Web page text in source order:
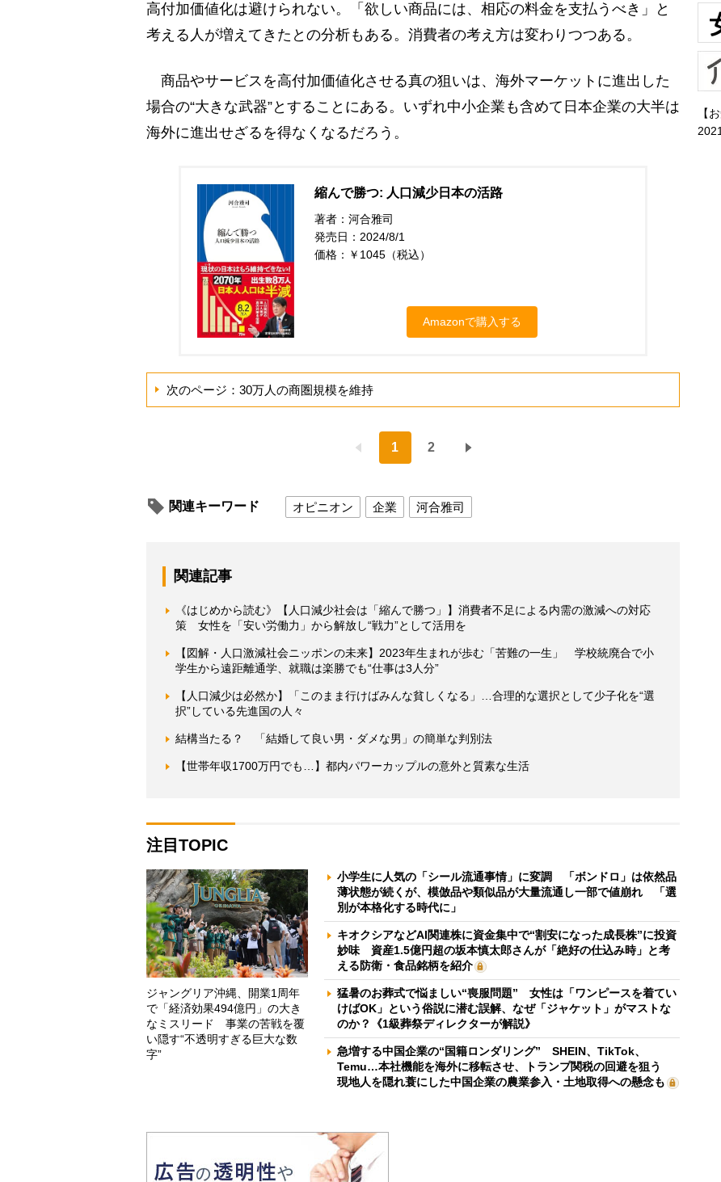
高付加価値化は避けられない。「欲しい商品には、相応の料金を支払うべき」と
考える人が増えてきたとの分析もある。消費者の考え方は変わりつつある。
商品やサービスを高付加価値化させる真の狙いは、海外マーケットに進出した
場合の“大きな武器”とすることにある。いずれ中小企業も含めて日本企業の大半は
海外に進出せざるを得なくなるだろう。
縮んで勝つ: 人口減少日本の活路
著者：河合雅司
発売日：2024/8/1
価格：￥1045（税込）
Amazonで購入する
次のページ：30万人の商圏規模を維持
1 2
関連キーワード オピニオン 企業 河合雅司
関連記事
《はじめから読む》【人口減少社会は「縮んで勝つ」】消費者不足による内需の激減への対応
策 女性を「安い労働力」から解放し“戦力”として活用を
【図解・人口激減社会ニッポンの未来】2023年生まれが歩む「苦難の一生」 学校統廃合で小
学生から遠距離通学、就職は楽勝でも“仕事は3人分”
【人口減少は必然か】「このまま行けばみんな貧しくなる」…合理的な選択として少子化を“選
択”している先進国の人々
結構当たる？ 「結婚して良い男・ダメな男」の簡単な判別法
【世帯年収1700万円でも…】都内パワーカップルの意外と質素な生活
注目TOPIC
ジャングリア沖縄、開業1周年
で「経済効果494億円」の大き
なミスリード 事業の苦戦を覆
い隠す“不透明すぎる巨大な数
字”
小学生に人気の「シール流通事情」に変調 「ボンドロ」は依然品
薄状態が続くが、模倣品や類似品が大量流通し一部で値崩れ 「選
別が本格化する時代に」
キオクシアなどAI関連株に資金集中で“割安になった成長株”に投資
妙味 資産1.5億円超の坂本慎太郎さんが「絶好の仕込み時」と考
える防衛・食品銘柄を紹介
猛暑のお葬式で悩ましい“喪服問題” 女性は「ワンピースを着てい
けばOK」という俗説に潜む誤解、なぜ「ジャケット」がマストな
のか？《1級葬祭ディレクターが解説》
急増する中国企業の“国籍ロンダリング” SHEIN、TikTok、
Temu…本社機能を海外に移転させ、トランプ関税の回避を狙う
現地人を隠れ蓑にした中国企業の農業参入・土地取得への懸念も
【